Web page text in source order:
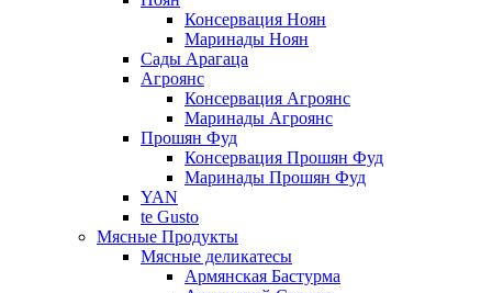
Консервация Ноян
Маринады Ноян
Сады Арагаца
Агроянс
Консервация Агроянс
Маринады Агроянс
Прошян Фуд
Консервация Прошян Фуд
Маринады Прошян Фуд
YAN
te Gusto
Мясные Продукты
Мясные деликатесы
Армянская Бастурма